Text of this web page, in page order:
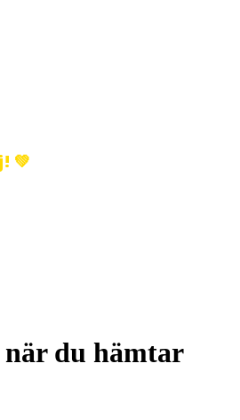
💚
du hämtar